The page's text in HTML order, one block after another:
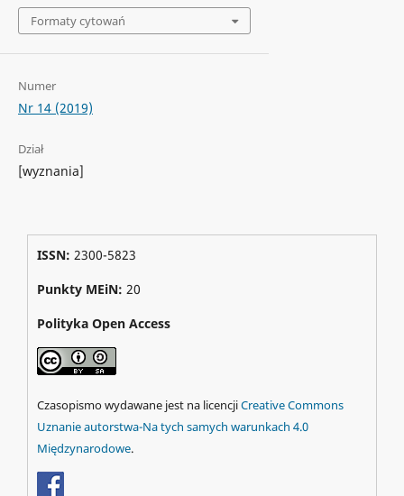
Formaty cytowań
Numer
Nr 14 (2019)
Dział
[wyznania]
ISSN: 2300-5823
Punkty MEiN: 20
Polityka Open Access
Czasopismo wydawane jest na licencjiCreative Commons
Uznanie autorstwa-Na tych samych warunkach 4.0
Międzynarodowe.